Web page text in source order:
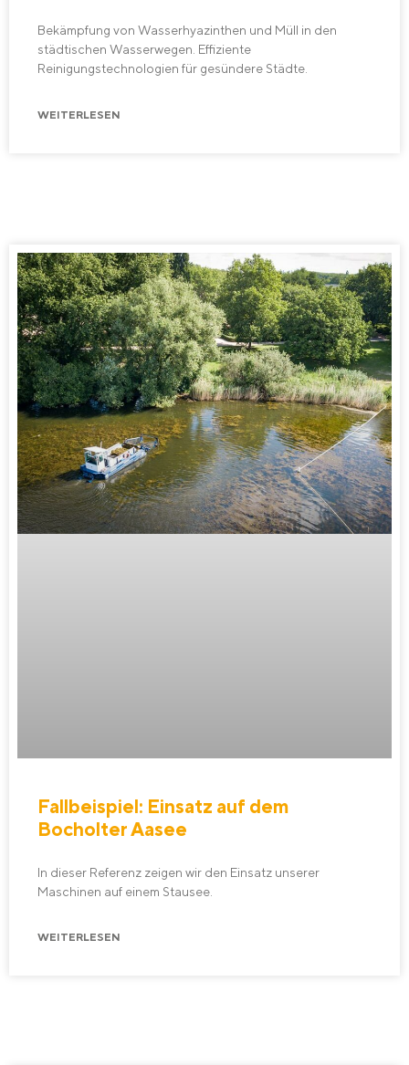
Bekämpfung von Wasserhyazinthen und Müll in den
städtischen Wasserwegen. Effiziente
Reinigungstechnologien für gesündere Städte.
WEITERLESEN
Fallbeispiel: Einsatz auf dem
Bocholter Aasee
In dieser Referenz zeigen wir den Einsatz unserer
Maschinen auf einem Stausee.
WEITERLESEN